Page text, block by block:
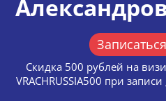
Скидка 500 рублей на
VRACHRUSSIA500 при записи